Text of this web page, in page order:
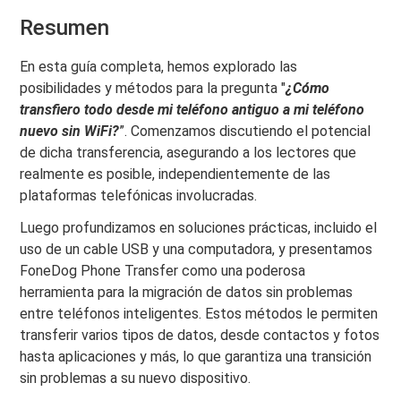
Resumen
En esta guía completa, hemos explorado las
posibilidades y métodos para la pregunta "¿Cómo
transfiero todo desde mi teléfono antiguo a mi teléfono
nuevo sin WiFi?”. Comenzamos discutiendo el potencial
de dicha transferencia, asegurando a los lectores que
realmente es posible, independientemente de las
plataformas telefónicas involucradas.
Luego profundizamos en soluciones prácticas, incluido el
uso de un cable USB y una computadora, y presentamos
FoneDog Phone Transfer como una poderosa
herramienta para la migración de datos sin problemas
entre teléfonos inteligentes. Estos métodos le permiten
transferir varios tipos de datos, desde contactos y fotos
hasta aplicaciones y más, lo que garantiza una transición
sin problemas a su nuevo dispositivo.